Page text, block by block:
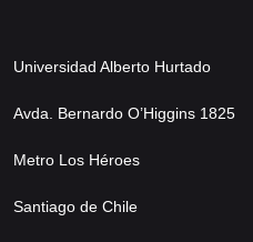
Universidad Alberto Hurtado
Avda. Bernardo O’Higgins 1825
Metro Los Héroes
Santiago de Chile